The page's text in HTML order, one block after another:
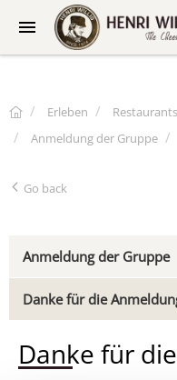
Erleben Restaurants
Anmeldung der Gruppe
Go back
Anmeldung der Gruppe
Danke für die
Danke für